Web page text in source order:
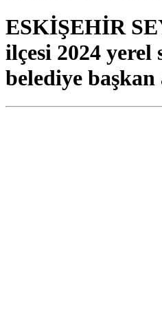
ESKİŞEHİR
ilçesi 2024 yerel
belediye başkan